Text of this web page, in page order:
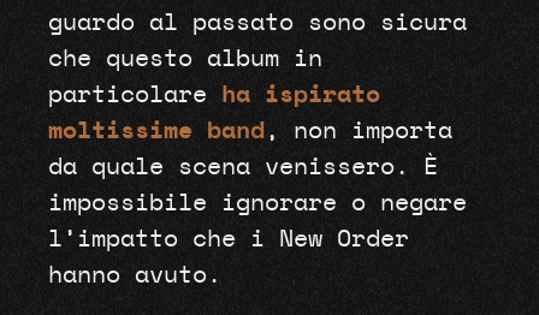
guardo al passato sono sicura
che questo album in
particolare
ha ispirato
moltissime band , non importa
da quale scena venissero. È
impossibile ignorare o negare
l’impatto che i New Order
hanno avuto.